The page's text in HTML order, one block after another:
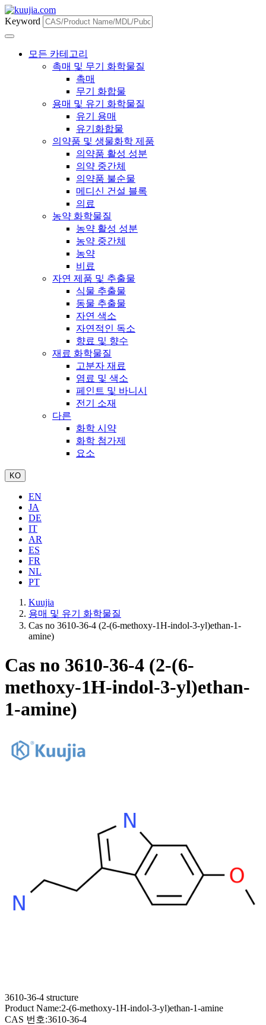
Keyword
모든 카테고리
촉매 및 무기 화학물질
촉매
무기 화합물
용매 및 유기 화학물질
유기 용매
유기화합물
의약품 및 생물화학 제품
의약품 활성 성분
의약 중간체
의약품 불순물
메디신 건설 블록
의료
농약 화학물질
농약 활성 성분
농약 중간체
농약
비료
자연 제품 및 추출물
식물 추출물
동물 추출물
자연 색소
자연적인 독소
향료 및 향수
재료 화학물질
고분자 재료
염료 및 색소
페인트 및 바니시
전기 소재
다른
화학 시약
화학 첨가제
요소
KO
EN
JA
DE
IT
AR
ES
FR
NL
PT
Kuujia
용매 및 유기 화학물질
Cas no 3610-36-4 (2-(6-methoxy-1H-indol-3-yl)ethan-1-
amine)
Cas no 3610-36-4 (2-(6-
methoxy-1H-indol-3-yl)ethan-
1-amine)
3610-36-4 structure
Product Name:2-(6-methoxy-1H-indol-3-yl)ethan-1-amine
CAS 번호:3610-36-4